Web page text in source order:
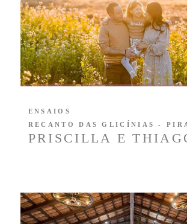
PRISCILLA E
ENSAIOS
RECANTO DAS GLICÍNIAS -